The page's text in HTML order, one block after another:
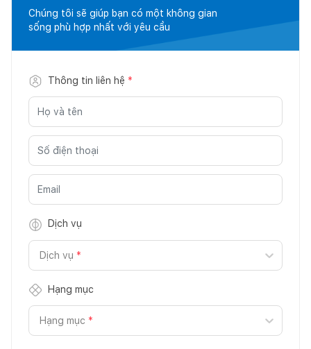
Chúng tôi sẽ giúp bạn có một không gian
sống phù hợp nhất với yêu cầu
Thông tin liên hệ *
Dịch vụ
Dịch vụ *
Hạng mục
Hạng mục *